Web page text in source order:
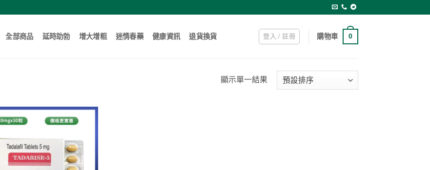
全部商品 延時助勃 增大增粗 迷情春藥 健康資訊 退貨換貨 登入 / 註冊 購物車 0
顯示單一結果